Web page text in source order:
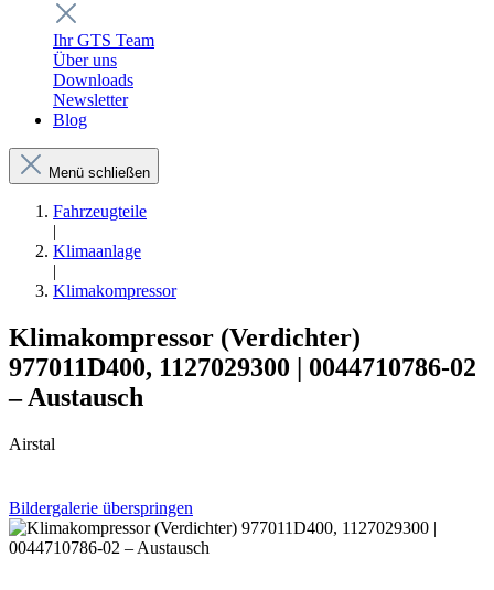
Ihr GTS Team
Über uns
Downloads
Newsletter
Blog
Menü schließen
Fahrzeugteile
|
Klimaanlage
|
Klimakompressor
Klimakompressor (Verdichter)
977011D400, 1127029300 | 0044710786-02
– Austausch
Airstal
Bildergalerie überspringen